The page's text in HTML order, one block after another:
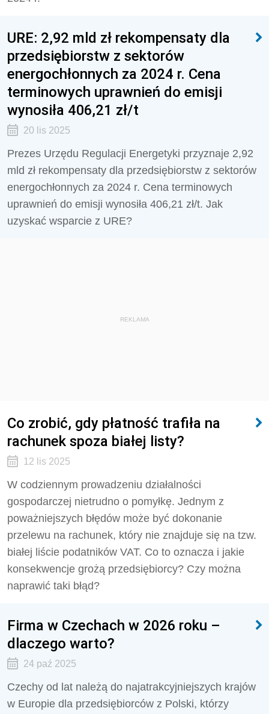
URE: 2,92 mld zł rekompensaty dla
przedsiębiorstw z sektorów
energochłonnych za 2024 r. Cena
terminowych uprawnień do emisji
wynosiła 406,21 zł/t
20 lis 2025
Prezes Urzędu Regulacji Energetyki przyznaje 2,92
mld zł rekompensaty dla przedsiębiorstw z sektorów
energochłonnych za 2024 r. Cena terminowych
uprawnień do emisji wynosiła 406,21 zł/t. Jak
uzyskać wsparcie z URE?
REKLAMA
Co zrobić, gdy płatność trafiła na
rachunek spoza białej listy?
12 lis 2025
W codziennym prowadzeniu działalności
gospodarczej nietrudno o pomyłkę. Jednym z
poważniejszych błędów może być dokonanie
przelewu na rachunek, który nie znajduje się na tzw.
białej liście podatników VAT. Co to oznacza i jakie
konsekwencje grożą przedsiębiorcy? Czy można
naprawić taki błąd?
Firma w Czechach w 2026 roku –
dlaczego warto?
24 paź 2025
Czechy od lat należą do najatrakcyjniejszych krajów
w Europie dla przedsiębiorców z Polski, którzy